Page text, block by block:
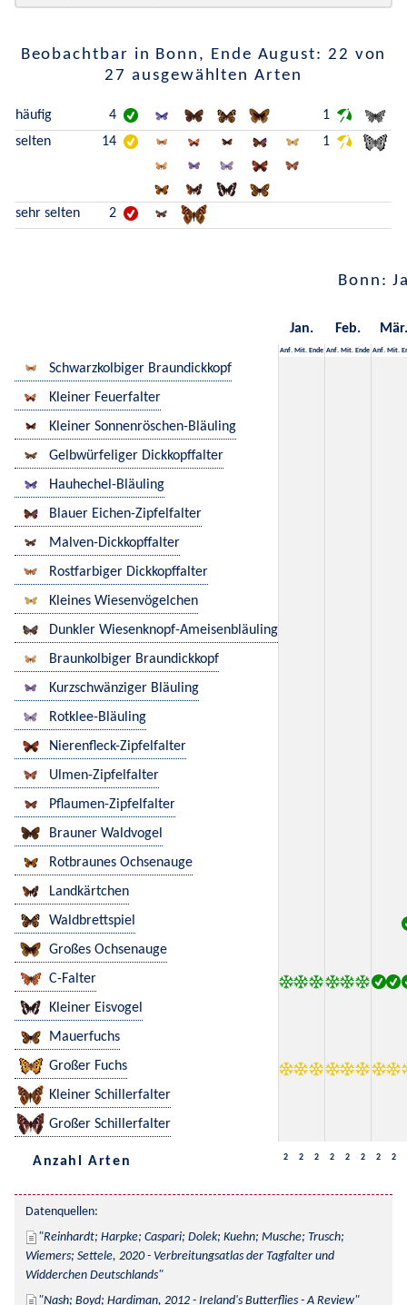
Beobachtbar in Bonn, Ende August: 22 von
27 ausgewählten Arten
häufig 4
1
selten
14 1
sehr selten 2
Bonn:
Jan. Feb. Mär.
Anf. Mit. Ende Anf. Mit. Ende Anf. Mit.
Schwarzkolbiger Braundickkopf
Kleiner Feuerfalter
Kleiner Sonnenröschen-Bläuling
Gelbwürfeliger Dickkopffalter
Hauhechel-Bläuling
Blauer Eichen-Zipfelfalter
Malven-Dickkopffalter
Rostfarbiger Dickkopffalter
Kleines Wiesenvögelchen
Dunkler Wiesenknopf-Ameisenbläuling
Braunkolbiger Braundickkopf
Kurzschwänziger Bläuling
Rotklee-Bläuling
Nierenfleck-Zipfelfalter
Ulmen-Zipfelfalter
Pflaumen-Zipfelfalter
Brauner Waldvogel
Rotbraunes Ochsenauge
Landkärtchen
Waldbrettspiel
Großes Ochsenauge
C-Falter
Kleiner Eisvogel
Mauerfuchs
Großer Fuchs
Kleiner Schillerfalter
Großer Schillerfalter
Anzahl Arten 2 2 2 2 2 2 2 2
Datenquellen:
Reinhardt; Harpke; Caspari; Dolek; Kuehn; Musche; Trusch;
Wiemers; Settele, 2020 - Verbreitungsatlas der Tagfalter und
Widderchen Deutschlands
Nash; Boyd; Hardiman, 2012 - Ireland's Butterflies - A Review